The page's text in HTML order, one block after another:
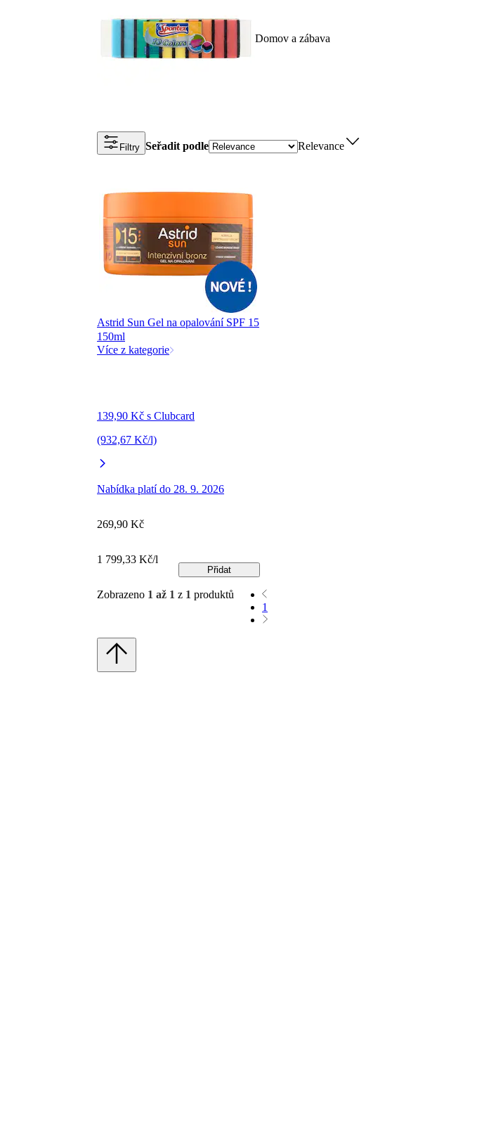
Domov a zábava
Filtry Seřadit podle Relevance
Astrid Sun Gel na opalování SPF 15
150ml
Více z kategorie
139,90 Kč s Clubcard
(932,67 Kč/l)
Nabídka platí do 28. 9. 2026
269,90 Kč
1 799,33 Kč/l
Přidat
Zobrazeno 1 až 1 z 1 produktů
1